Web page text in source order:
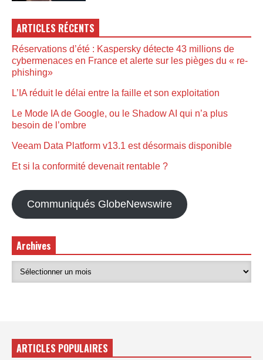
ARTICLES RÉCENTS
Réservations d’été : Kaspersky détecte 43 millions de
cybermenaces en France et alerte sur les pièges du « re-
phishing»
L’IA réduit le délai entre la faille et son exploitation
Le Mode IA de Google, ou le Shadow AI qui n’a plus
besoin de l’ombre
Veeam Data Platform v13.1 est désormais disponible
Et si la conformité devenait rentable ?
Communiqués GlobeNewswire
Archives
ARTICLES POPULAIRES